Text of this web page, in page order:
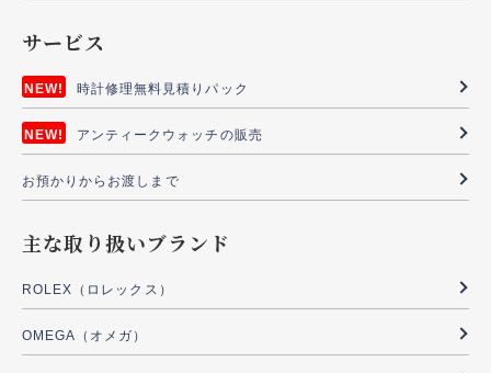
サービス
時計修理無料見積りパック
アンティークウォッチの販売
お預かりからお渡しまで
主な取り扱いブランド
ROLEX（ロレックス）
OMEGA（オメガ）